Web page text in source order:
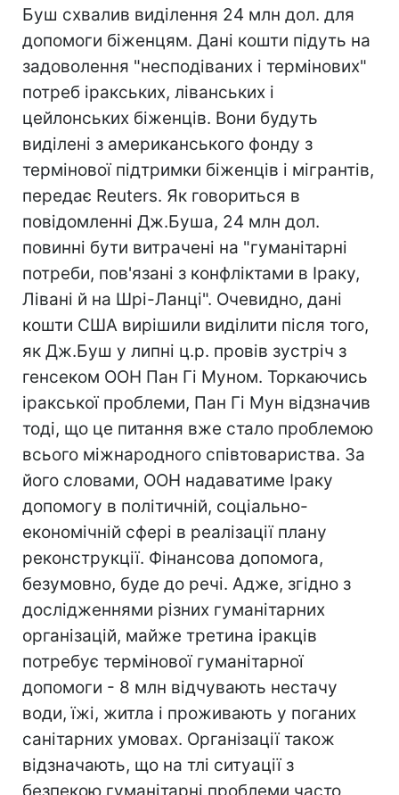
Буш схвалив виділення 24 млн дол. для
допомоги біженцям. Дані кошти підуть на
задоволення "несподіваних і термінових"
потреб іракських, ліванських і
цейлонських біженців. Вони будуть
виділені з американського фонду з
термінової підтримки біженців і мігрантів,
передає Reuters. Як говориться в
повідомленні Дж.Буша, 24 млн дол.
повинні бути витрачені на "гуманітарні
потреби, пов'язані з конфліктами в Іраку,
Лівані й на Шрі-Ланці". Очевидно, дані
кошти США вирішили виділити після того,
як Дж.Буш у липні ц.р. провів зустріч з
генсеком ООН Пан Гі Муном. Торкаючись
іракської проблеми, Пан Гі Мун відзначив
тоді, що це питання вже стало проблемою
всього міжнародного співтовариства. За
його словами, ООН надаватиме Іраку
допомогу в політичній, соціально-
економічній сфері в реалізації плану
реконструкції. Фінансова допомога,
безумовно, буде до речі. Адже, згідно з
дослідженнями різних гуманітарних
організацій, майже третина іракців
потребує термінової гуманітарної
допомоги - 8 млн відчувають нестачу
води, їжі, житла і проживають у поганих
санітарних умовах. Організації також
відзначають, що на тлі ситуації з